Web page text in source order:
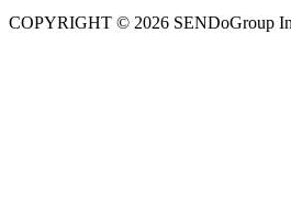
COPYRIGHT © 2026 SENDoGroup